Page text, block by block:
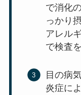
で消化
っかり
アレル
で検査を
目の病
炎症に